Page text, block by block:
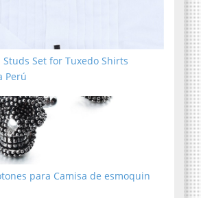
Set for Tuxedo Shirts
Perú
para Camisa de esmoquin